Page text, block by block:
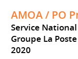
AMOA / PO
Service National
Groupe La Poste
2020